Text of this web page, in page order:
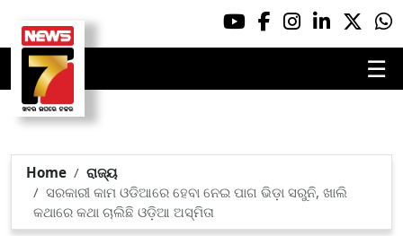
☰
Home
ରାଜ୍ୟ
ସରକାରୀ କାମ ଓଡିଆରେ ହେବା ନେଇ ପାଗ ଭିଡ଼ା ସରୁନି, ଖାଲି
କଥାରେ କଥା ଚାଲିଛି ଓଡ଼ିଆ ଅସ୍ମିତା